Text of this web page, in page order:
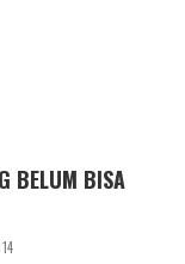
BELUM BISA